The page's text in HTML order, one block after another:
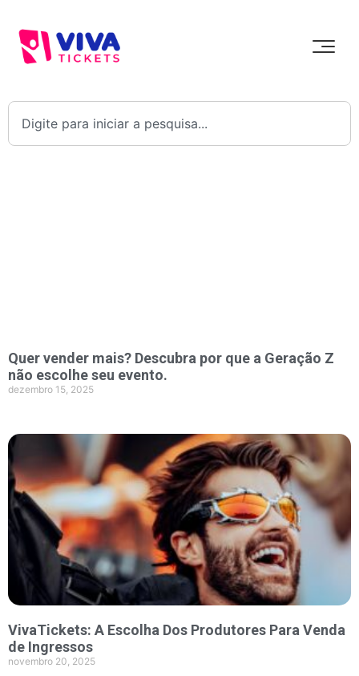
Quer vender mais? Descubra por que a Geração Z
não escolhe seu evento.
dezembro 15, 2025
VivaTickets: A Escolha Dos Produtores Para Venda
de Ingressos
novembro 20, 2025